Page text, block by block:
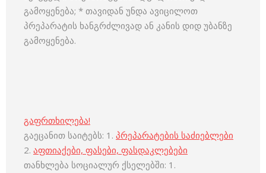
გამოყენება; * თავიდან უნდა ავიცილოთ
პრეპარატის ხანგრძლივად ან კანის დიდ უბანზე
გამოყენება.
გაფრთხილება!
გაეცანით საიტებს: 1. პრეპარატების საძიებლები
2. აფთიაქები, ფასები, ფასდაკლებები
თანხლება სოციალურ ქსელებში: 1.